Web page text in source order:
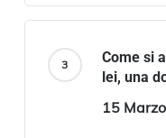
Come si
lei, una
15